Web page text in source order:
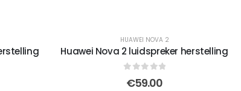
HUAWEI NOVA 2
Huawei Nova 2 luidspreker herstelling
out of 5
€59.00